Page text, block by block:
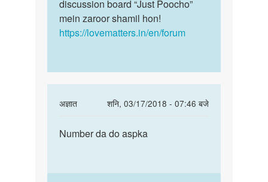
discussion board “Just Poocho”
mein zaroor shamil hon!
https://lovematters.in/en/forum
अज्ञात
शनि, 03/17/2018 - 07:46 बजे
In
to
Hum
Number
aspka
Number da do aspka